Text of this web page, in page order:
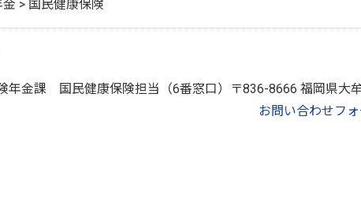
> 国民健康保険
金課 国民健康保険担当（6番窓口） 〒836-8666 福岡県大
お問い合わせフ